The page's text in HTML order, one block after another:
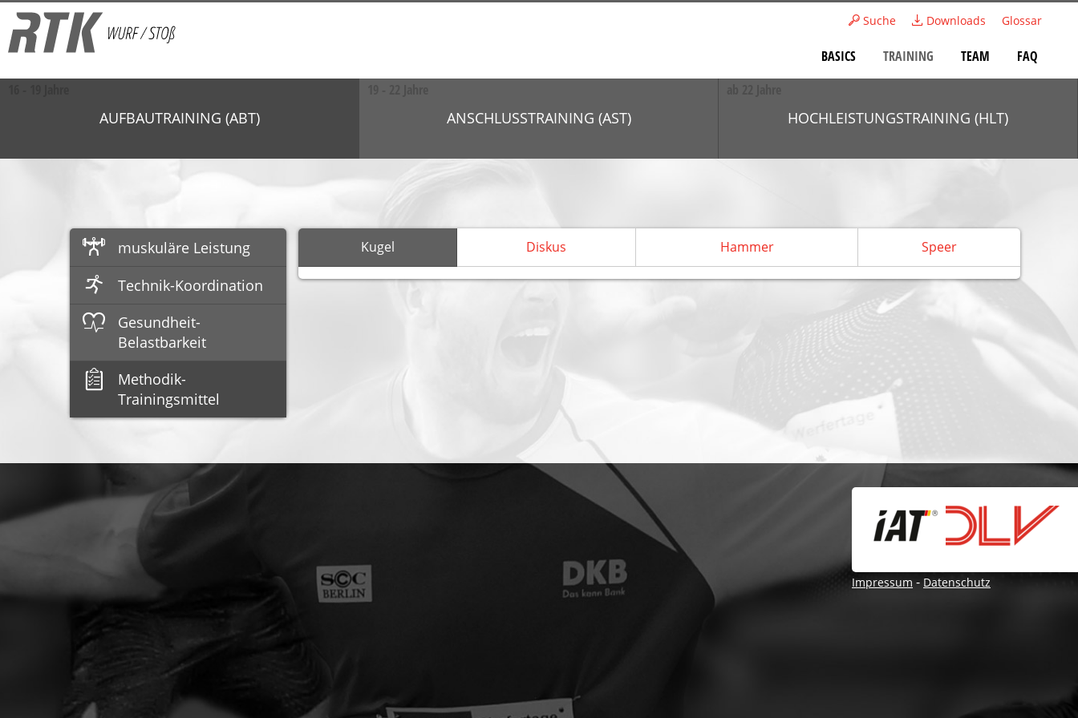
Suche Downloads Glossar
BASICS TRAINING TEAM
FAQ
AUFBAUTRAINING (ABT) ANSCHLUSS­TRAINING (AST) HOCHLEISTUNGS­TRAINING (HLT)
muskuläre Leistung
Technik-Koordination
Gesundheit-
Belastbarkeit
Methodik-
Trainingsmittel
Kugel Diskus Hammer Speer
Impressum - Datenschutz